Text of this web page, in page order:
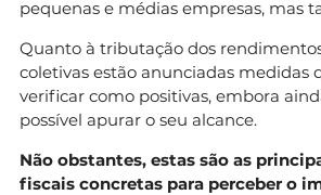
pequenas e médias empresas, mas
Quanto à tributação dos
coletivas estão anunciadas medidas
verificar como positivas, embora
possível apurar o seu alcance.
Não obstantes, estas são as
fiscais concretas para perceber o